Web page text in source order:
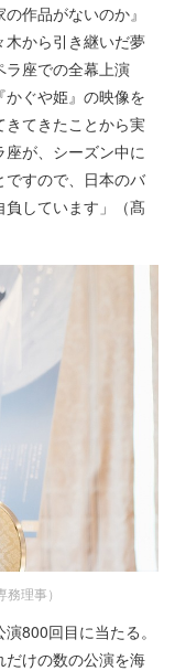
作品がないのか』
木から引き継いだ夢
ラ座での全幕上演
ぐや姫』の映像を
きてきたことから実
が、シーズン中に
すので、日本のバ
しています」（髙
理事）
800回目に当たる。
だけの数の公演を海